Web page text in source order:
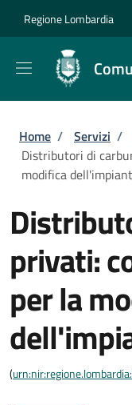
Regione Lombardia
Briciole
Home / Servizi /
Distributori di
modifica
privati:
per la
(